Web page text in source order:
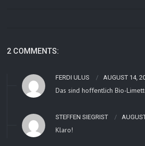
2 COMMENTS:
FERDI ULUS AUGUST 14,
Das sind hoffentlich Bio-
STEFFEN SIEGRIST
Klaro!